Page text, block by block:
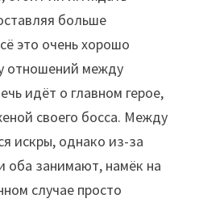
больше
это очень хорошо
отношений между
идёт о главном герое,
своего босса. Между
искры, однако из-за
оба занимают, намёк на
случае просто